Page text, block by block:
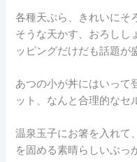
各種天ぷら、きれいにそ
そうな天かす、おろしし
ッピングだけだも話題が
あつの小が丼にはいって
ット、なんと合理的なセ
温泉玉子にお箸を入れて
を固める素晴らしいぶっ